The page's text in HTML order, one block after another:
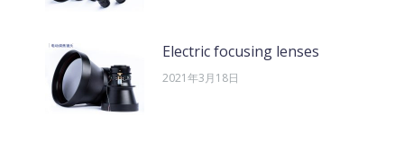
Electric focusing lenses
2021年3月18日